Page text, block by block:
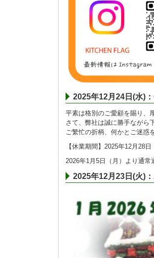
2025年12月24日(水)
平素は格別のご愛顧を賜り、
さて、弊社は誠に勝手ながら
ご繁忙の折柄、何かとご迷惑
【休業期間】2025年12月28
2026年1月5日（月）より通
2025年12月23日(火)